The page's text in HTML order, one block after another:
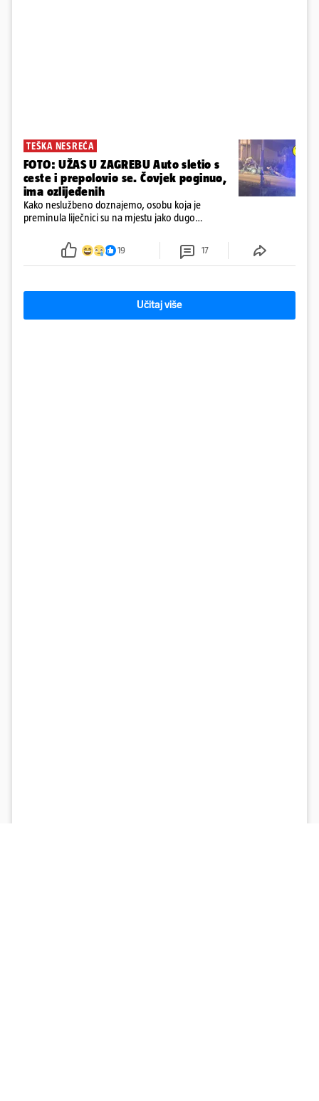
TEŠKA NESREĆA
FOTO: UŽAS U ZAGREBU Auto sletio s
ceste i prepolovio se. Čovjek poginuo,
ima ozlijeđenih
Kako neslužbeno doznajemo, osobu koja je
preminula liječnici su na mjestu jako dugo
19 17
Učitaj više